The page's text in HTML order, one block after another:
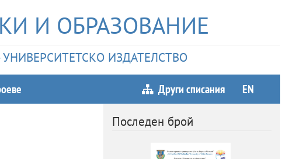
И ОБРАЗОВАНИЕ
ИЗДАТЕЛСТВО
Други списания EN
Последен брой